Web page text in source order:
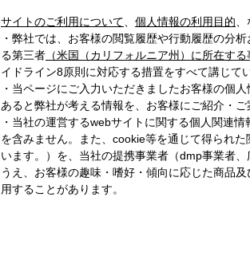
サイトのご利用について 個人情報の利用目的
・弊社では、お客様の閲覧履歴や行動履歴の分
る第三者 （米国（カリフォルニア州）に所在す
イドライン8原則に対応する措置をすべて講じて
・当ページにご入力いただきましたお客様の個
あると弊社が考える情報を、お客様にご紹介・ご
・当社の運営するwebサイトに関する個人関連
を含みません。また、cookie等を通じて得られ
います。）を、当社の提携事業者（dmp事業者
うえ、お客様の趣味・嗜好・傾向に応じた商品
用することがあります。